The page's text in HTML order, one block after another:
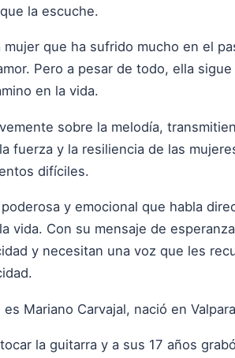
la escuche.
que ha sufrido mucho en el
Pero a pesar de todo, ella
en la vida.
sobre la melodía,
fuerza y la resiliencia de las
difíciles.
y emocional que habla
vida. Con su mensaje de
y necesitan una voz que les
Mariano Carvajal, nació en
la guitarra y a sus 17 años